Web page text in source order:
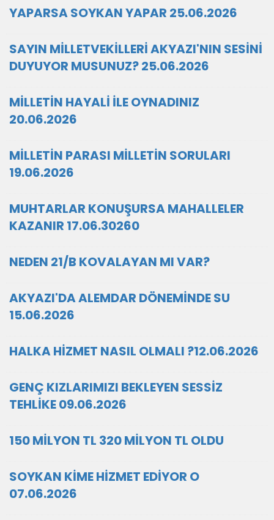
YAPARSA SOYKAN YAPAR 25.06.2026
SAYIN MİLLETVEKİLLERİ AKYAZI'NIN SESİNİ
DUYUYOR MUSUNUZ? 25.06.2026
MİLLETİN HAYALİ İLE OYNADINIZ
20.06.2026
MİLLETİN PARASI MİLLETİN SORULARI
19.06.2026
MUHTARLAR KONUŞURSA MAHALLELER
KAZANIR 17.06.30260
NEDEN 21/B KOVALAYAN MI VAR?
AKYAZI'DA ALEMDAR DÖNEMİNDE SU
15.06.2026
HALKA HİZMET NASIL OLMALI ?12.06.2026
GENÇ KIZLARIMIZI BEKLEYEN SESSİZ
TEHLİKE 09.06.2026
150 MİLYON TL 320 MİLYON TL OLDU
SOYKAN KİME HİZMET EDİYOR O
07.06.2026